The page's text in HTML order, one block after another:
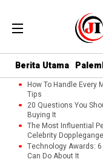
Berita Utama
How To Handle Every
Tips
20 Questions You
Buying It
The Most Influential
Celebrity
Technology Awards: 6
Can Do About It